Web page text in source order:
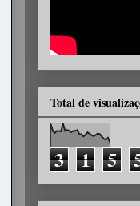
Total de
3 1 5